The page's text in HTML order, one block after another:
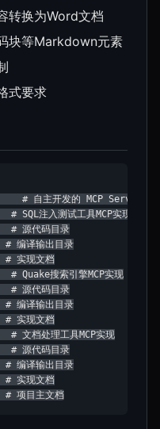
转换为Word文档
块等Markdown元素
式要求
自主开发的 MCP Server 实
注入测试工具MCP实现
代码目录
译输出目录
实现文档
搜索引擎MCP实现
代码目录
译输出目录
实现文档
档处理工具MCP实现
代码目录
译输出目录
实现文档
项目主文档